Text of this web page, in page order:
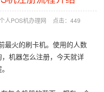
人POS机办理网 点击： 449
最火的刷卡机。使用的人数
机器怎么注册，今天就详